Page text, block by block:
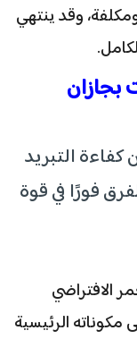
وقد ينتهي
بجازان
كفاءة التبريد
فورًا في قوة
الافتراضي
الرئيسية